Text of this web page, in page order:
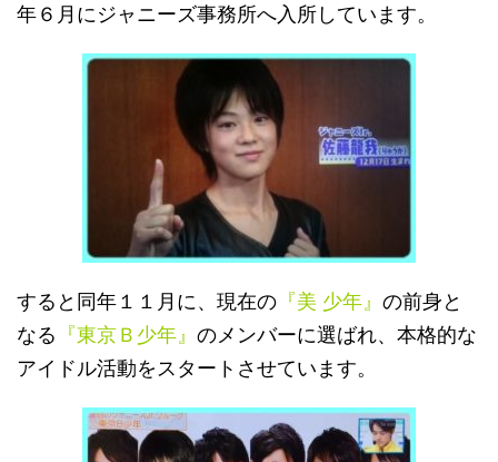
年６月にジャニーズ事務所へ入所しています。
すると同年１１月に、現在の 『美 少年』 の前身と
なる 『東京Ｂ少年』 のメンバーに選ばれ、本格的な
アイドル活動をスタートさせています。